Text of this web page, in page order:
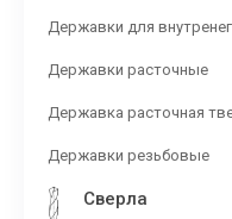
Державки для
Державки расточные
Державка расточная
Державки резьбовые
Сверла